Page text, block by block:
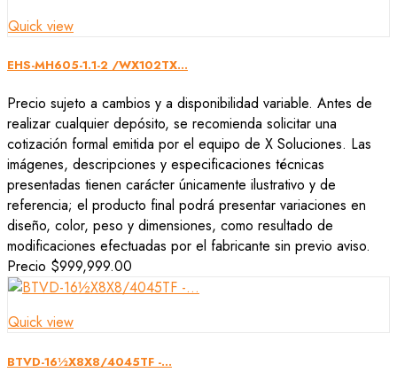
Quick view
EHS-MH605-1.1-2 /WX102TX...
Precio sujeto a cambios y a disponibilidad variable. Antes de
realizar cualquier depósito, se recomienda solicitar una
cotización formal emitida por el equipo de X Soluciones. Las
imágenes, descripciones y especificaciones técnicas
presentadas tienen carácter únicamente ilustrativo y de
referencia; el producto final podrá presentar variaciones en
diseño, color, peso y dimensiones, como resultado de
modificaciones efectuadas por el fabricante sin previo aviso.
Precio $999,999.00
Quick view
BTVD-16½X8X8/4045TF -...